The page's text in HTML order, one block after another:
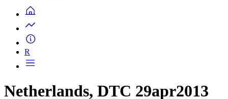
R
Netherlands, DTC 29apr2013